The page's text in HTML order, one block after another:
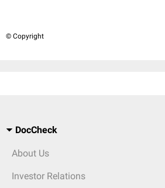
© Copyright
DocCheck
About Us
Investor Relations